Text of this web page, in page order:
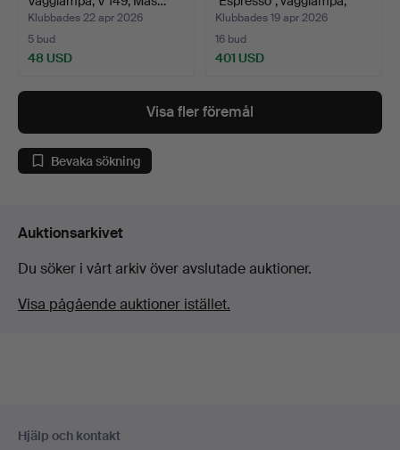
Klubbades 22 apr 2026
5 bud
48 USD
sent …
Klubbades 19 apr 2026
16 bud
401 USD
Visa fler föremål
Bevaka sökning
Auktionsarkivet
Du söker i vårt arkiv över avslutade auktioner.
Visa pågående auktioner istället.
Hjälp och kontakt